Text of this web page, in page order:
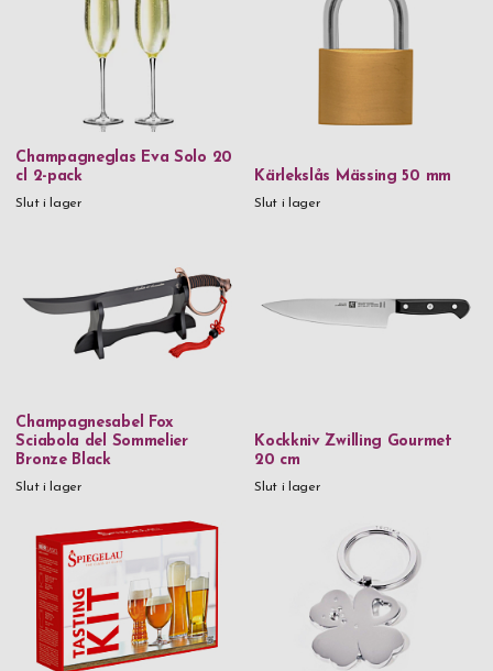
Champagneglas Eva Solo 20
cl 2-pack
Slut i lager
Kärlekslås Mässing 50 mm
Slut i lager
Champagnesabel Fox
Sciabola del Sommelier
Bronze Black
Slut i lager
Kockkniv Zwilling Gourmet
20 cm
Slut i lager